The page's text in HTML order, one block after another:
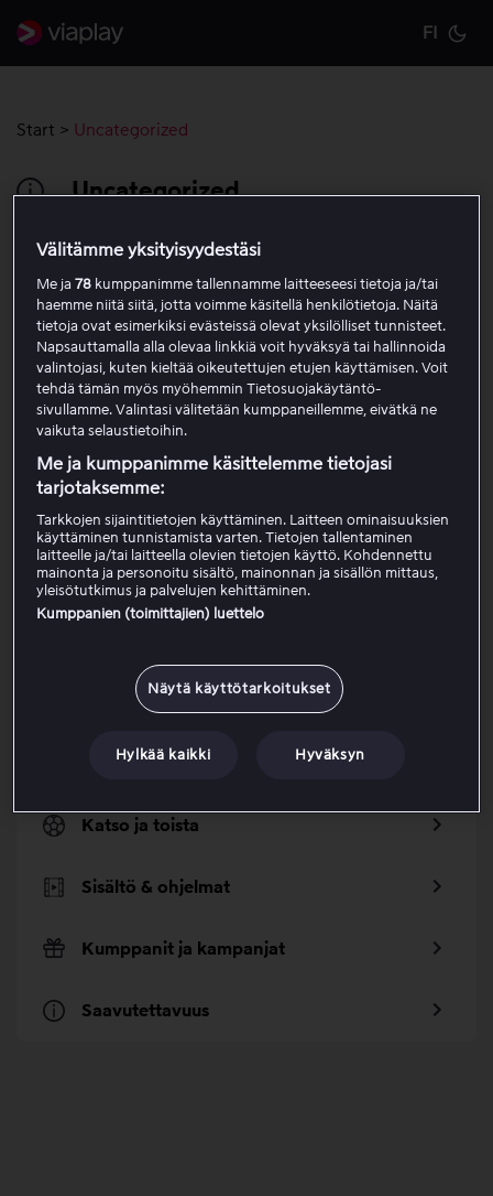
FI
Start > Uncategorized
Uncategorized
Lataa ohjelmia offline-tilaan
Bufferoi/lataa jatkuvasti vaikka minulla on
nopea yhteys
Viaplay TV – uusi vapaa urheilukanava
Six Nations rugby
Categories
Paketit ja maksut
Ratkaisuja ongelmiin
Katso ja toista
Sisältö & ohjelmat
Kumppanit ja kampanjat
Saavutettavuus
Välitämme yksityisyydestäsi
Me ja78 kumppanimme tallennamme laitteeseesi tietoja ja/tai
haemme niitä siitä, jotta voimme käsitellä henkilötietoja. Näitä
tietoja ovat esimerkiksi evästeissä olevat yksilölliset tunnisteet.
Napsauttamalla alla olevaa linkkiä voit hyväksyä tai hallinnoida
valintojasi, kuten kieltää oikeutettujen etujen käyttämisen. Voit
tehdä tämän myös myöhemmin Tietosuojakäytäntö-
sivullamme. Valintasi välitetään kumppaneillemme, eivätkä ne
vaikuta selaustietoihin.
Me ja kumppanimme käsittelemme tietojasi
tarjotaksemme:
Tarkkojen sijaintitietojen käyttäminen. Laitteen ominaisuuksien
käyttäminen tunnistamista varten. Tietojen tallentaminen
laitteelle ja/tai laitteella olevien tietojen käyttö. Kohdennettu
mainonta ja personoitu sisältö, mainonnan ja sisällön mittaus,
yleisötutkimus ja palvelujen kehittäminen.
Kumppanien (toimittajien) luettelo
Näytä käyttötarkoitukset
Hylkää kaikki Hyväksyn